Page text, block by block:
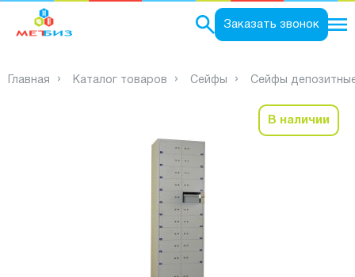
Заказать звонок
Главная Каталог товаров Сейфы Сейфы
В наличии